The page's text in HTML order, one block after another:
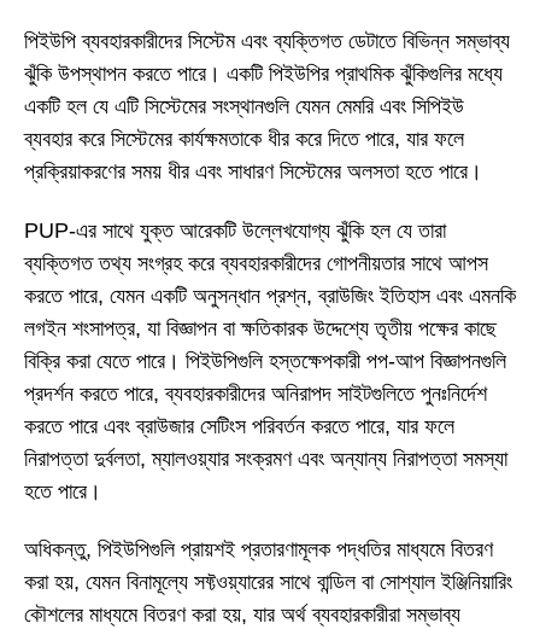
পিইউপি ব্যবহারকারীদের সিস্টেম এবং ব্যক্তিগত ডেটাতে বিভিন্ন সম্ভাব্য
ঝুঁকি উপস্থাপন করতে পারে। একটি পিইউপির প্রাথমিক ঝুঁকিগুলির মধ্যে
একটি হল যে এটি সিস্টেমের সংস্থানগুলি যেমন মেমরি এবং সিপিইউ
ব্যবহার করে সিস্টেমের কার্যক্ষমতাকে ধীর করে দিতে পারে, যার ফলে
প্রক্রিয়াকরণের সময় ধীর এবং সাধারণ সিস্টেমের অলসতা হতে পারে।
PUP-এর সাথে যুক্ত আরেকটি উল্লেখযোগ্য ঝুঁকি হল যে তারা
ব্যক্তিগত তথ্য সংগ্রহ করে ব্যবহারকারীদের গোপনীয়তার সাথে আপস
করতে পারে, যেমন একটি অনুসন্ধান প্রশ্ন, ব্রাউজিং ইতিহাস এবং এমনকি
লগইন শংসাপত্র, যা বিজ্ঞাপন বা ক্ষতিকারক উদ্দেশ্যে তৃতীয় পক্ষের কাছে
বিক্রি করা যেতে পারে। পিইউপিগুলি হস্তক্ষেপকারী পপ-আপ বিজ্ঞাপনগুলি
প্রদর্শন করতে পারে, ব্যবহারকারীদের অনিরাপদ সাইটগুলিতে পুনঃনির্দেশ
করতে পারে এবং ব্রাউজার সেটিংস পরিবর্তন করতে পারে, যার ফলে
নিরাপত্তা দুর্বলতা, ম্যালওয়্যার সংক্রমণ এবং অন্যান্য নিরাপত্তা সমস্যা
হতে পারে।
অধিকন্তু, পিইউপিগুলি প্রায়শই প্রতারণামূলক পদ্ধতির মাধ্যমে বিতরণ
করা হয়, যেমন বিনামূল্যে সফ্টওয়্যারের সাথে বান্ডিল বা সোশ্যাল ইঞ্জিনিয়ারিং
কৌশলের মাধ্যমে বিতরণ করা হয়, যার অর্থ ব্যবহারকারীরা সম্ভাব্য